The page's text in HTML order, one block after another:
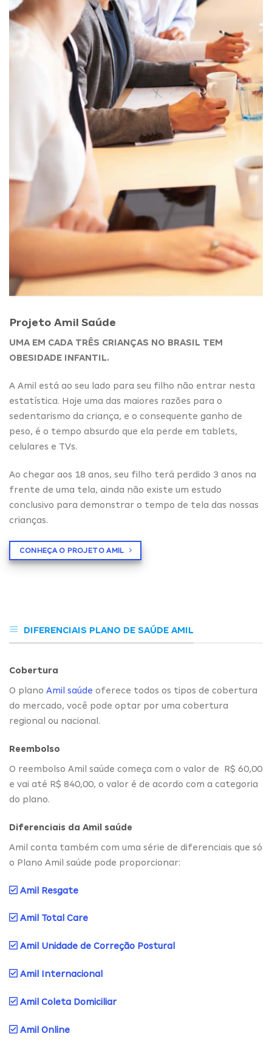
Projeto Amil Saúde
UMA EM CADA TRÊS CRIANÇAS NO BRASIL TEM
OBESIDADE INFANTIL.
A Amil está ao seu lado para seu filho não entrar nesta
estatística. Hoje uma das maiores razões para o
sedentarismo da criança, e o consequente ganho de
peso, é o tempo absurdo que ela perde em tablets,
celulares e TVs.
Ao chegar aos 18 anos, seu filho terá perdido 3 anos na
frente de uma tela, ainda não existe um estudo
conclusivo para demonstrar o tempo de tela das nossas
crianças.
CONHEÇA O PROJETO AMIL
DIFERENCIAIS PLANO DE SAÚDE AMIL
Cobertura
O plano Amil saúde oferece todos os tipos de cobertura
do mercado, você pode optar por uma cobertura
regional ou nacional.
Reembolso
O reembolso Amil saúde começa com o valor de R$ 60,00
e vai até R$ 840,00, o valor é de acordo com a categoria
do plano.
Diferenciais da Amil saúde
Amil conta também com uma série de diferenciais que só
o Plano Amil saúde pode proporcionar:
Amil Resgate
Amil Total Care
Amil Unidade de Correção Postural
Amil Internacional
Amil Coleta Domiciliar
Amil Online